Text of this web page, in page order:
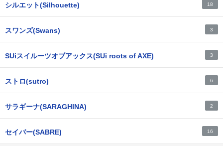
シルエット(Silhouette) 18
スワンズ(Swans) 3
SUiスイルーツオブアックス(SUi roots of AXE) 3
ストロ(sutro) 6
サラギーナ(SARAGHINA) 2
セイバー(SABRE) 16